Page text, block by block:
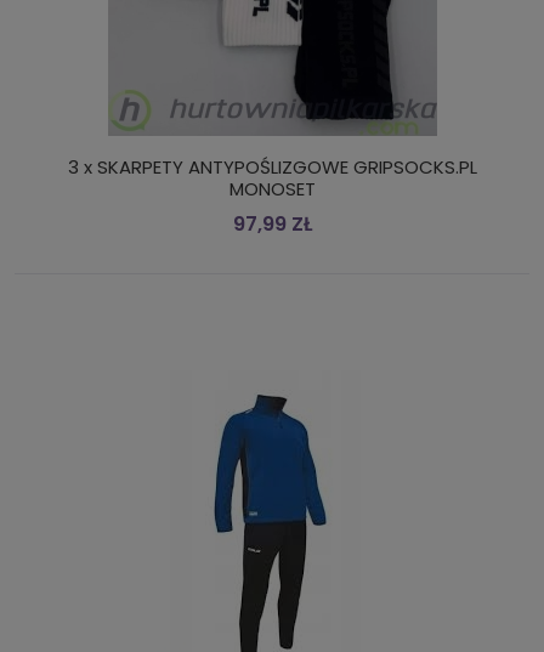
3 x SKARPETY ANTYPOŚLIZGOWE GRIPSOCKS.PL
MONOSET
97,99 ZŁ